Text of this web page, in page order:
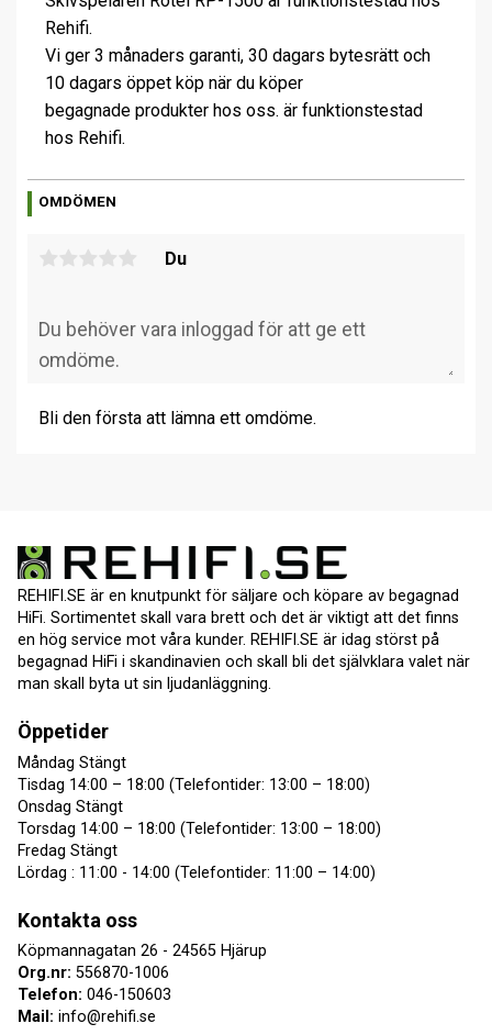
Rehifi.
Vi ger 3 månaders garanti, 30 dagars bytesrätt och
10 dagars öppet köp när du köper
begagnade produkter hos oss. är funktionstestad
hos Rehifi.
OMDÖMEN
Du
Bli den första att lämna ett omdöme.
REHIFI.SE är en knutpunkt för säljare och köpare av begagnad
HiFi. Sortimentet skall vara brett och det är viktigt att det finns
en hög service mot våra kunder. REHIFI.SE är idag störst på
begagnad HiFi i skandinavien och skall bli det självklara valet när
man skall byta ut sin ljudanläggning.
Öppetider
Måndag Stängt
Tisdag 14:00 – 18:00 (Telefontider: 13:00 – 18:00)
Onsdag Stängt
Torsdag 14:00 – 18:00 (Telefontider: 13:00 – 18:00)
Fredag Stängt
Lördag : 11:00 - 14:00 (Telefontider: 11:00 – 14:00)
Kontakta oss
Köpmannagatan 26 - 24565 Hjärup
Org.nr: 556870-1006
Telefon: 046-150603
Mail: info@rehifi.se